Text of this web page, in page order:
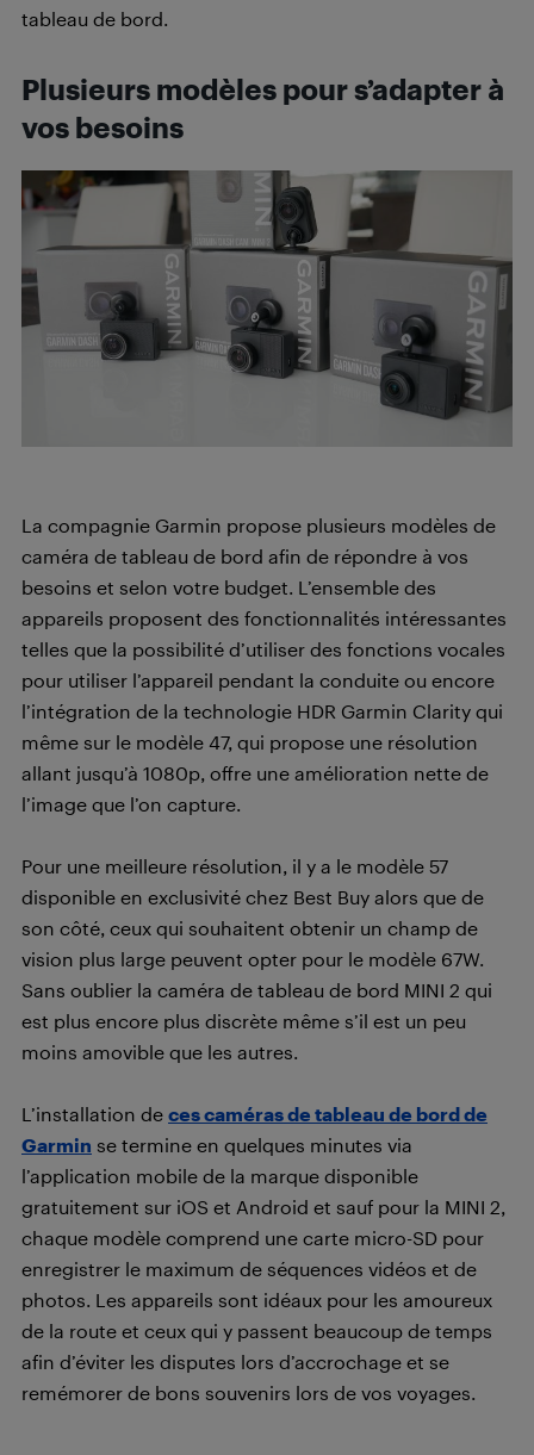
tableau de bord.
Plusieurs modèles pour s’adapter à
vos besoins
La compagnie Garmin propose plusieurs modèles de
caméra de tableau de bord afin de répondre à vos
besoins et selon votre budget. L’ensemble des
appareils proposent des fonctionnalités intéressantes
telles que la possibilité d’utiliser des fonctions vocales
pour utiliser l’appareil pendant la conduite ou encore
l’intégration de la technologie HDR Garmin Clarity qui
même sur le modèle 47, qui propose une résolution
allant jusqu’à 1080p, offre une amélioration nette de
l’image que l’on capture.
Pour une meilleure résolution, il y a le modèle 57
disponible en exclusivité chez Best Buy alors que de
son côté, ceux qui souhaitent obtenir un champ de
vision plus large peuvent opter pour le modèle 67W.
Sans oublier la caméra de tableau de bord MINI 2 qui
est plus encore plus discrète même s’il est un peu
moins amovible que les autres.
L’installation de ces caméras de tableau de bord de
Garmin se termine en quelques minutes via
l’application mobile de la marque disponible
gratuitement sur iOS et Android et sauf pour la MINI 2,
chaque modèle comprend une carte micro-SD pour
enregistrer le maximum de séquences vidéos et de
photos. Les appareils sont idéaux pour les amoureux
de la route et ceux qui y passent beaucoup de temps
afin d’éviter les disputes lors d’accrochage et se
remémorer de bons souvenirs lors de vos voyages.